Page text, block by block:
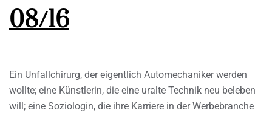
08/16
Ein Unfallchirurg, der eigentlich Automechaniker werden
wollte; eine Künstlerin, die eine uralte Technik neu beleben
will; eine Soziologin, die ihre Karriere in der Werbebranche